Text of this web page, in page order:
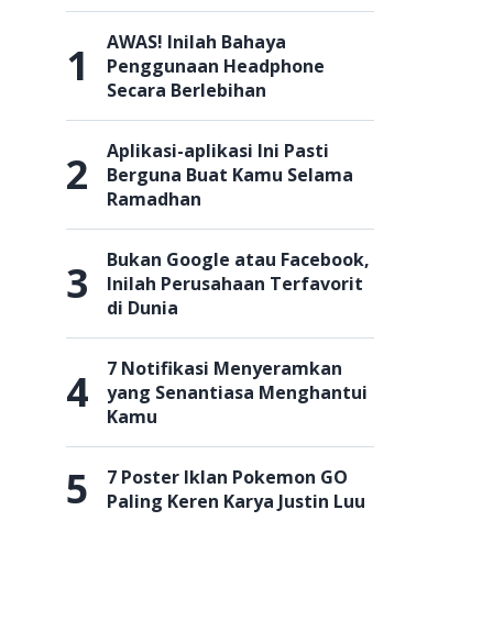
1
AWAS! Inilah Bahaya
Penggunaan Headphone
Secara Berlebihan
2
Aplikasi-aplikasi Ini Pasti
Berguna Buat Kamu Selama
Ramadhan
3
Bukan Google atau Facebook,
Inilah Perusahaan Terfavorit
di Dunia
4
7 Notifikasi Menyeramkan
yang Senantiasa Menghantui
Kamu
5
7 Poster Iklan Pokemon GO
Paling Keren Karya Justin Luu